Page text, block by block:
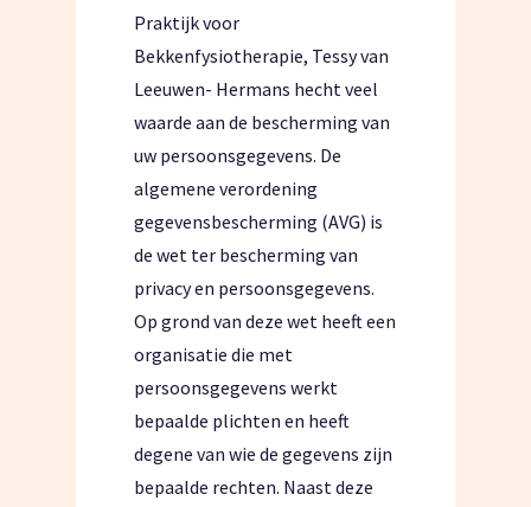
Praktijk voor
Bekkenfysiotherapie, Tessy van
Leeuwen- Hermans hecht veel
waarde aan de bescherming van
uw persoonsgegevens. De
algemene verordening
gegevensbescherming (AVG) is
de wet ter bescherming van
privacy en persoonsgegevens.
Op grond van deze wet heeft een
organisatie die met
persoonsgegevens werkt
bepaalde plichten en heeft
degene van wie de gegevens zijn
bepaalde rechten. Naast deze